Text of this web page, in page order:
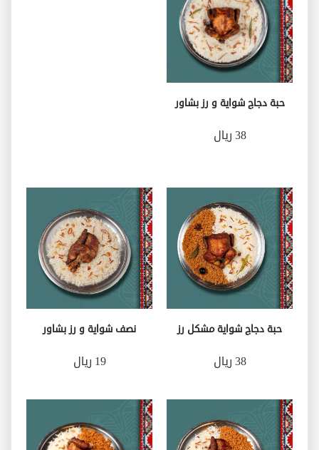
حبة دجاج شواية و رز بشاور
38 ريال
حبة دجاج شواية مشكل رز
38 ريال
نصف شواية و رز بشاور
19 ريال